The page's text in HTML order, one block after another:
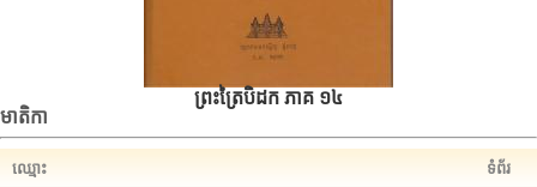
ព្រះត្រៃបិដក ភាគ ១៤
មាតិកា
ឈ្មោះ ទំព័រ